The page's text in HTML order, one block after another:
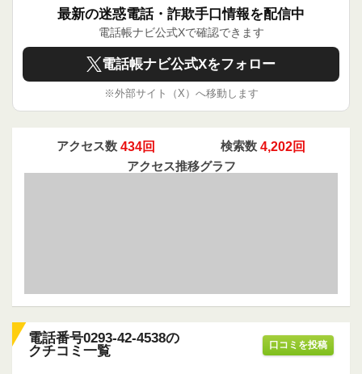
最新の迷惑電話・詐欺手口情報を配信中
電話帳ナビ公式Xで確認できます
電話帳ナビ公式Xをフォロー
※外部サイト（X）へ移動します
アクセス数 434回 検索数 4,202回
アクセス推移グラフ
電話番号0293-42-4538の
クチコミ一覧
口コミを投稿